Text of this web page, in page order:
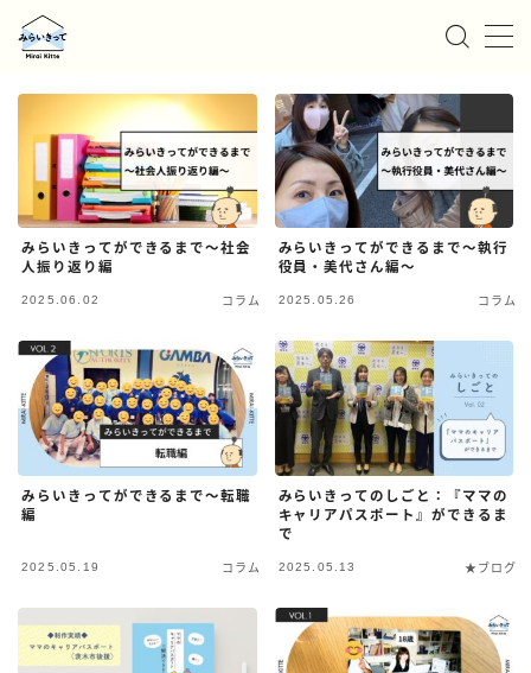
私たちについて
サービス
お知らせ/ニュース
事例紹介
採用情報
お問い合わせ
みらいきってができるまで〜社会
人振り返り編
2025.06.02 コラム
みらいきってができるまで〜執行
役員・美代さん編〜
2025.05.26 コラム
みらいきってができるまで〜転職
編
2025.05.19 コラム
みらいきってのしごと：『ママの
キャリアパスポート』ができるま
で
2025.05.13 ★ブログ